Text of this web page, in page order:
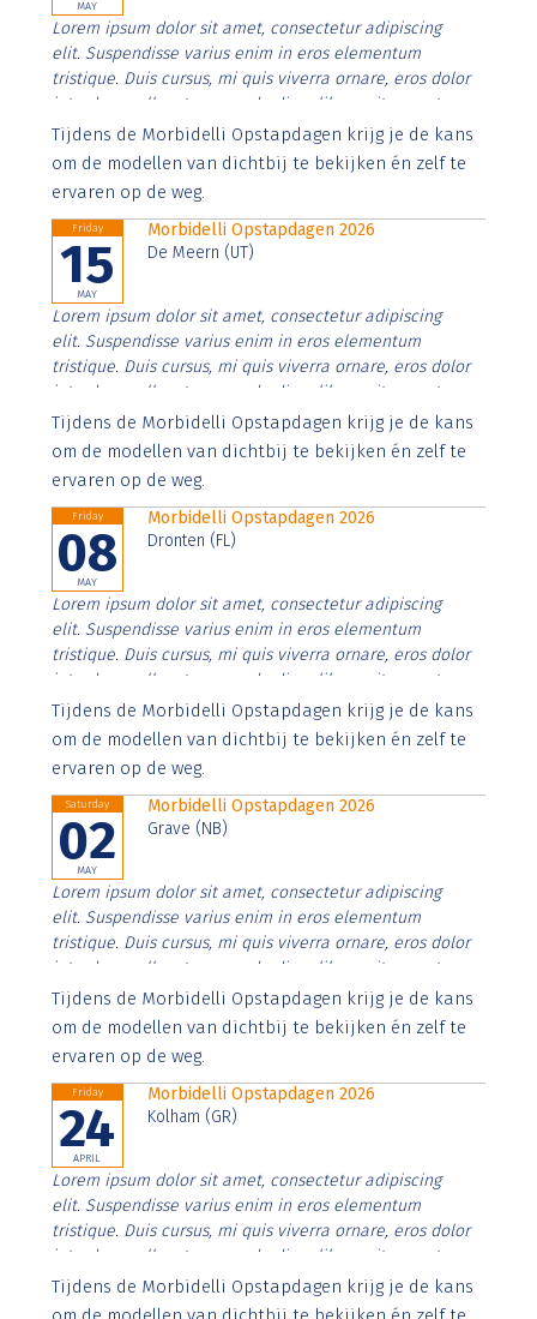
MAY
Lorem ipsum dolor sit amet, consectetur adipiscing
elit. Suspendisse varius enim in eros elementum
tristique. Duis cursus, mi quis viverra ornare, eros dolor
interdum nulla, ut commodo diam libero vitae erat.
Aenean faucibus nibh et justo cursus id rutrum lorem
imperdiet. Nunc ut sem vitae risus tristique posuere.
Tijdens de Morbidelli Opstapdagen krijg je de kans
om de modellen van dichtbij te bekijken én zelf te
ervaren op de weg.
Friday
15
MAY
Morbidelli Opstapdagen 2026
De Meern (UT)
Lorem ipsum dolor sit amet, consectetur adipiscing
elit. Suspendisse varius enim in eros elementum
tristique. Duis cursus, mi quis viverra ornare, eros dolor
interdum nulla, ut commodo diam libero vitae erat.
Aenean faucibus nibh et justo cursus id rutrum lorem
imperdiet. Nunc ut sem vitae risus tristique posuere.
Tijdens de Morbidelli Opstapdagen krijg je de kans
om de modellen van dichtbij te bekijken én zelf te
ervaren op de weg.
Friday
08
MAY
Morbidelli Opstapdagen 2026
Dronten (FL)
Lorem ipsum dolor sit amet, consectetur adipiscing
elit. Suspendisse varius enim in eros elementum
tristique. Duis cursus, mi quis viverra ornare, eros dolor
interdum nulla, ut commodo diam libero vitae erat.
Aenean faucibus nibh et justo cursus id rutrum lorem
imperdiet. Nunc ut sem vitae risus tristique posuere.
Tijdens de Morbidelli Opstapdagen krijg je de kans
om de modellen van dichtbij te bekijken én zelf te
ervaren op de weg.
Saturday
02
MAY
Morbidelli Opstapdagen 2026
Grave (NB)
Lorem ipsum dolor sit amet, consectetur adipiscing
elit. Suspendisse varius enim in eros elementum
tristique. Duis cursus, mi quis viverra ornare, eros dolor
interdum nulla, ut commodo diam libero vitae erat.
Aenean faucibus nibh et justo cursus id rutrum lorem
imperdiet. Nunc ut sem vitae risus tristique posuere.
Tijdens de Morbidelli Opstapdagen krijg je de kans
om de modellen van dichtbij te bekijken én zelf te
ervaren op de weg.
Friday
24
APRIL
Morbidelli Opstapdagen 2026
Kolham (GR)
Lorem ipsum dolor sit amet, consectetur adipiscing
elit. Suspendisse varius enim in eros elementum
tristique. Duis cursus, mi quis viverra ornare, eros dolor
interdum nulla, ut commodo diam libero vitae erat.
Aenean faucibus nibh et justo cursus id rutrum lorem
imperdiet. Nunc ut sem vitae risus tristique posuere.
Tijdens de Morbidelli Opstapdagen krijg je de kans